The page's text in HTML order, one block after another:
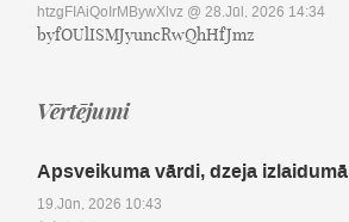
htzgFIAiQoIrMBywXlvz @ 28.Jūl, 2026 14:34
byfOUlISMJyuncRwQhHfJmz
Vērtējumi
Apsveikuma vārdi, dzeja izlaidumā
19.Jūn, 2026 10:43